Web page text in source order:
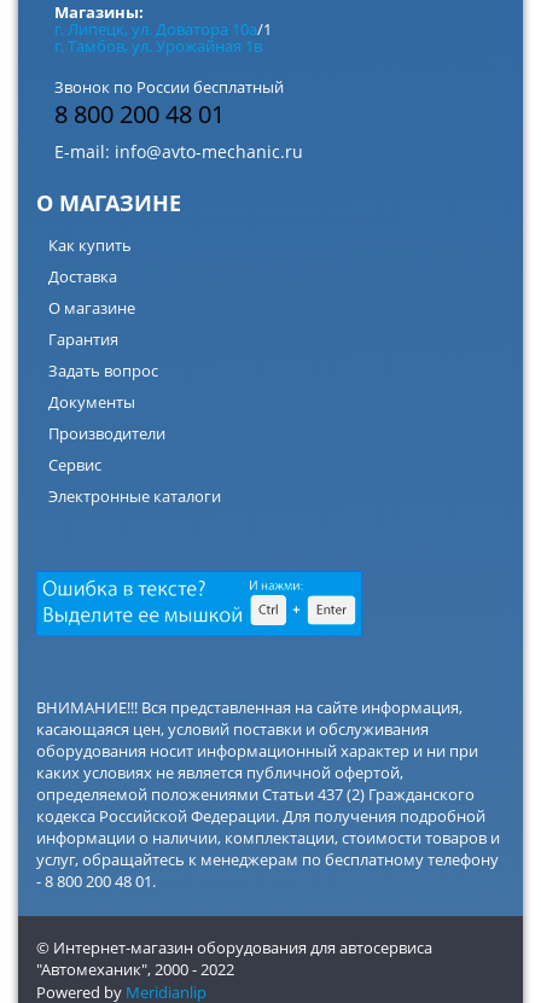
Магазины:
г. Липецк, ул. Доватора 10а/1
г. Тамбов, ул. Урожайная 1в
Звонок по России бесплатный
8 800 200 48 01
E-mail: info@avto-mechanic.ru
О МАГАЗИНЕ
Как купить
Доставка
О магазине
Гарантия
Задать вопрос
Документы
Производители
Сервис
Электронные каталоги
ВНИМАНИЕ!!! Вся представленная на сайте информация,
касающаяся цен, условий поставки и обслуживания
оборудования носит информационный характер и ни при
каких условиях не является публичной офертой,
определяемой положениями Статьи 437 (2) Гражданского
кодекса Российской Федерации. Для получения подробной
информации о наличии, комплектации, стоимости товаров и
услуг, обращайтесь к менеджерам по бесплатному телефону
- 8 800 200 48 01.
© Интернет-магазин оборудования для автосервиса
"Автомеханик",2000 - 2022
Powered by Meridianlip